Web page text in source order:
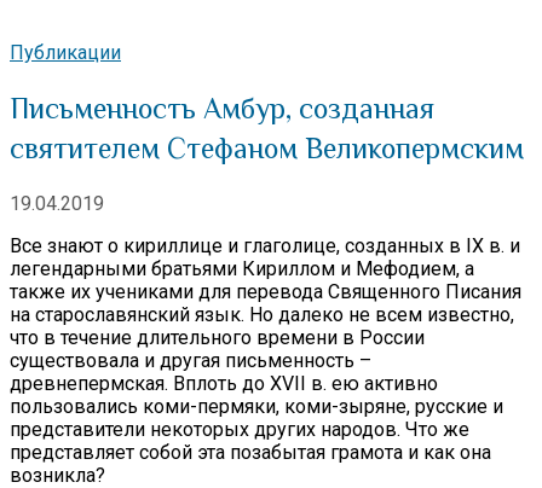
Публикации
Письменность Амбур, созданная
святителем Стефаном Великопермским
19.04.2019
Все знают о кириллице и глаголице, созданных в IX в. и
легендарными братьями Кириллом и Мефодием, а
также их учениками для перевода Священного Писания
на старославянский язык. Но далеко не всем известно,
что в течение длительного времени в России
существовала и другая письменность –
древнепермская. Вплоть до XVII в. ею активно
пользовались коми-пермяки, коми-зыряне, русские и
представители некоторых других народов. Что же
представляет собой эта позабытая грамота и как она
возникла?